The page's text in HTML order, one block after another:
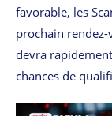
favorable, les
prochain rendez-
devra
chances de